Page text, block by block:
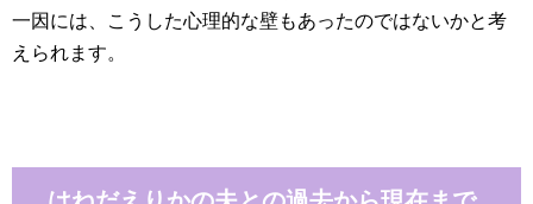
一因には、こうした心理的な壁もあったのではないかと考
えられます。